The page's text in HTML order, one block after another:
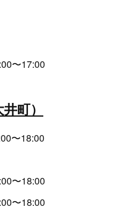
〜17:00
町）
〜18:00
〜18:00
〜18:00